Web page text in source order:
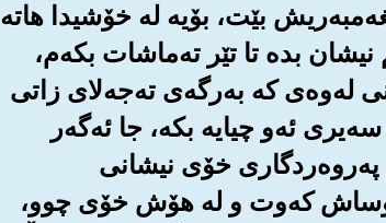
بێت، بۆیه له خۆشیدا هاته
بده تا تێر ته‌ماشات بکه‌م،
له‌وه‌ی که به‌رگه‌ی ته‌جه‌لای زاتی
ئه‌و چیایه بکه‌، جا ئه‌گه‌ر
په‌روه‌ردگاری خۆی نیشانی
موساش که‌وت و له هۆش خۆی چوو،